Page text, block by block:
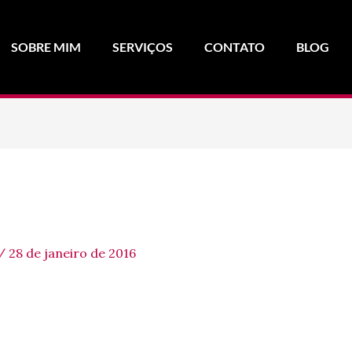
SOBRE MIM SERVIÇOS CONTATO BLOG
/ 28 de janeiro de 2016